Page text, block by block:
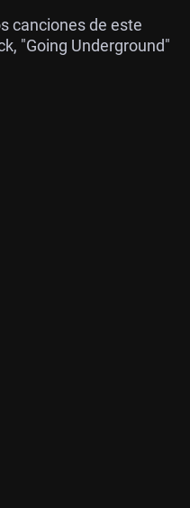
canciones de este
"Going Underground"